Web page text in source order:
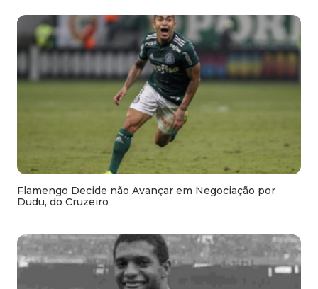
Flamengo Decide não Avançar em Negociação por
Dudu, do Cruzeiro